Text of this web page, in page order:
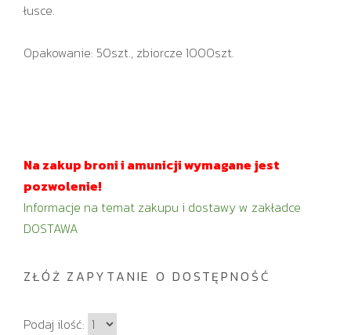
łusce.
Opakowanie: 50szt., zbiorcze 1000szt.
Na zakup broni i amunicji wymagane jest
pozwolenie!
Informacje na temat zakupu i dostawy w zakładce
DOSTAWA
ZŁÓŻ ZAPYTANIE O DOSTĘPNOŚĆ
IPodaj ilość: